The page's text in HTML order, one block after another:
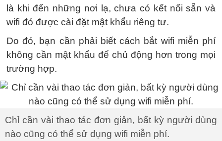
là khi đến những nơi lạ, chưa có kết nối sẵn và
wifi đó được cài đặt mật khẩu riêng tư.
Do đó, bạn cần phải biết cách bắt wifi miễn phí
không cần mật khẩu để chủ động hơn trong mọi
trường hợp.
Chỉ cần vài thao tác đơn giản, bất kỳ người dùng
nào cũng có thể sử dụng wifi miễn phí.